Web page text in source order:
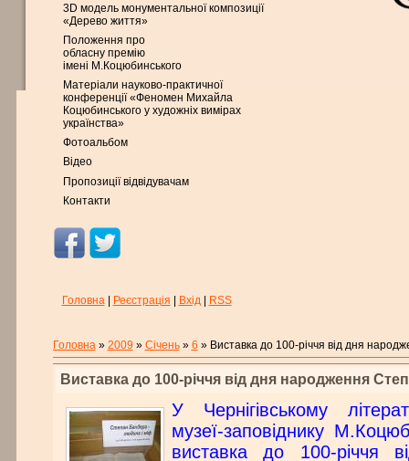
3D модель монументальної композиції
«Дерево життя»
Положення про
обласну премію
імені М.Коцюбинського
Матеріали науково-практичної
конференції «Феномен Михайла
Коцюбинського у художніх вимірах
українства»
Фотоальбом
Відео
Пропозиції відвідувачам
Контакти
Головна| Реєстрація Вхід| RSS
Головна» 2009 » Січень » 6 » Виставка до 100-річчя від дня
Виставка до 100-річчя від дня народження
У Чернігівському
музеї-заповіднику
виставка до 100-річчя